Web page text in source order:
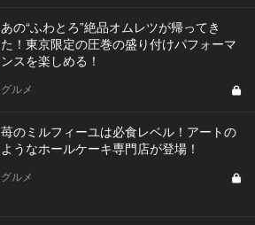
あの“ふわとろ”絶品オムレツが帰ってき
た！東京限定の圧巻の盛り付けパフォーマ
ンスを楽しめる！
グルメ
苺のミルフィーユは必食レベル！アートの
ようなホールケーキ専門店が登場！
グルメ